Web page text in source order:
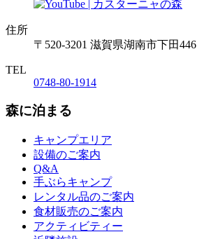
住所
〒520-3201 滋賀県湖南市下田446
TEL
0748-80-1914
森に泊まる
キャンプエリア
設備のご案内
Q&A
手ぶらキャンプ
レンタル品のご案内
食材販売のご案内
アクティビティー